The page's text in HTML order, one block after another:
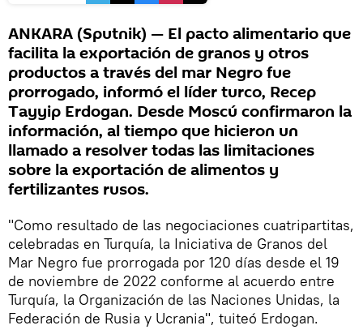
ANKARA (Sputnik) — El pacto alimentario que
facilita la exportación de granos y otros
productos a través del mar Negro fue
prorrogado, informó el líder turco, Recep
Tayyip Erdogan. Desde Moscú confirmaron la
información, al tiempo que hicieron un
llamado a resolver todas las limitaciones
sobre la exportación de alimentos y
fertilizantes rusos.
"Como resultado de las negociaciones cuatripartitas,
celebradas en Turquía, la Iniciativa de Granos del
Mar Negro fue prorrogada por 120 días desde el 19
de noviembre de 2022 conforme al acuerdo entre
Turquía, la Organización de las Naciones Unidas, la
Federación de Rusia y Ucrania", tuiteó Erdogan.